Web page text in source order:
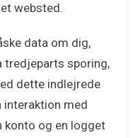
websted.
data om dig,
tredjeparts sporing,
dette indlejrede
interaktion med
konto og en logget